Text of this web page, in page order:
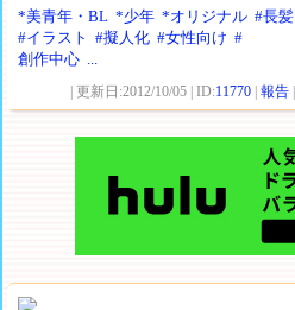
*美青年・BL *少年 *オリジナル #長髪
#イラスト
#擬人化 #女性向け #
創作中心 ...
| 更新日:2012/10/05 | ID:11770 |報告